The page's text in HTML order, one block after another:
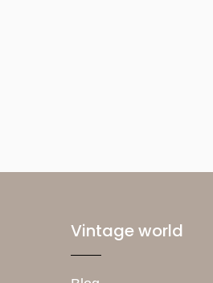
Vintage world